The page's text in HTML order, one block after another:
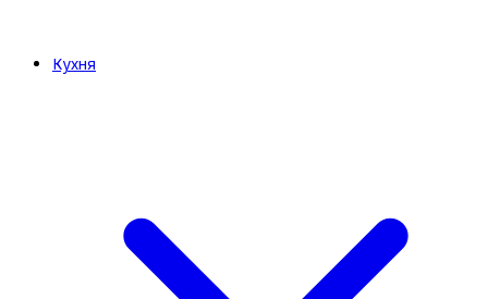
Кухня